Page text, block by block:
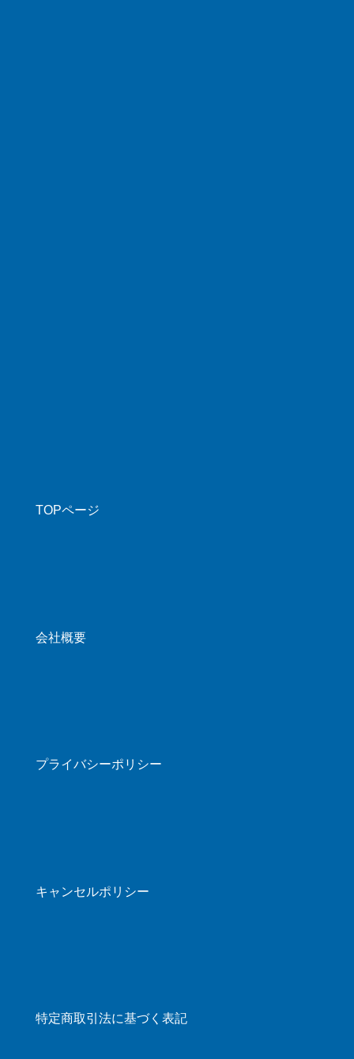
TOPページ
会社概要
プライバシーポリシー
キャンセルポリシー
特定商取引法に基づく表記